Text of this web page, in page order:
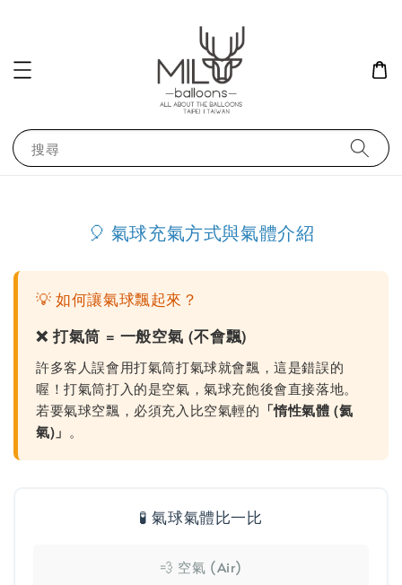
搜尋
🎈 氣球充氣方式與氣體介紹
💡 如何讓氣球飄起來？
❌ 打氣筒 = 一般空氣 (不會飄)
許多客人誤會用打氣筒打氣球就會飄，這是錯誤的
喔！打氣筒打入的是空氣，氣球充飽後會直接落地。
若要氣球空飄，必須充入比空氣輕的 「惰性氣體 (氦
氣)」 。
🧪 氣球氣體比一比
💨 空氣 (Air)